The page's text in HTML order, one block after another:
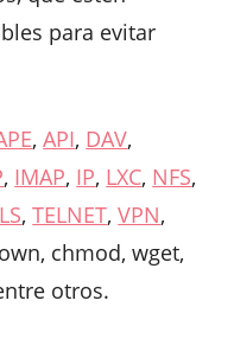
para evitar
,API, DAV,
, IMAP, IP, LXC, NFS,
,TELNET,VPN,
chmod, wget,
otros.